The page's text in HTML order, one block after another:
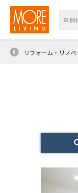
リフォーム・リノ